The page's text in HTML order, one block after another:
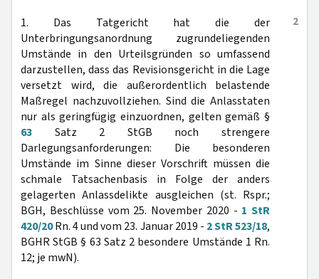
2
1. Das Tatgericht hat die der
Unterbringungsanordnung zugrundeliegenden
Umstände in den Urteilsgründen so umfassend
darzustellen, dass das Revisionsgericht in die Lage
versetzt wird, die außerordentlich belastende
Maßregel nachzuvollziehen. Sind die Anlasstaten
nur als geringfügig einzuordnen, gelten gemäß §
63 Satz 2 StGB noch strengere
Darlegungsanforderungen: Die besonderen
Umstände im Sinne dieser Vorschrift müssen die
schmale Tatsachenbasis in Folge der anders
gelagerten Anlassdelikte ausgleichen (st. Rspr.;
BGH, Beschlüsse vom 25. November 2020 - 1 StR
420/20Rn. 4 und vom 23. Januar 2019 - 2 StR 523/18,
BGHR StGB § 63 Satz 2 besondere Umstände 1 Rn.
12; je mwN).